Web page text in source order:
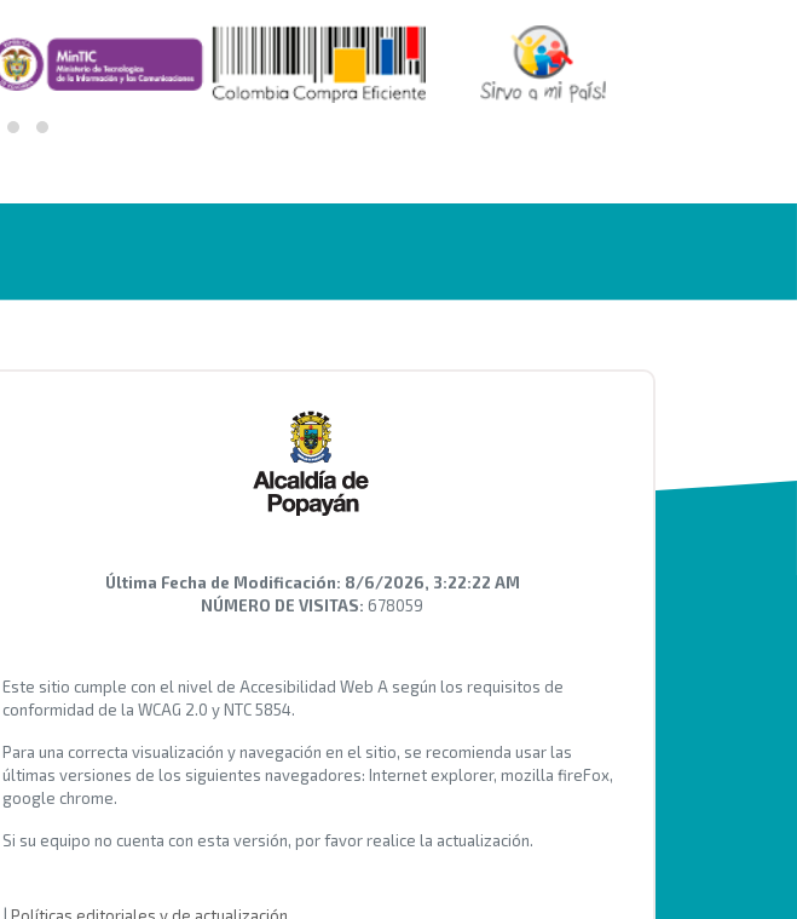
Última Fecha de Modificación: 8/6/2026, 3:22:22 AM
NÚMERO DE VISITAS: 678059
Este sitio cumple con el nivel de Accesibilidad Web A según los requisitos de
conformidad de la WCAG 2.0 y NTC 5854.
Para una correcta visualización y navegación en el sitio, se recomienda usar las
últimas versiones de los siguientes navegadores: Internet explorer, mozilla fireFox,
google chrome.
Si su equipo no cuenta con esta versión, por favor realice la actualización.